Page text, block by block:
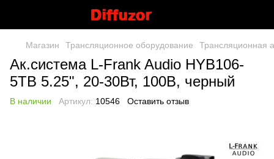
Магазин Трансляционное оборудование Трансляционная
Ак.система L-Frank Audio HYB106-
5TB 5.25", 20-30Вт, 100В, черный
В наличии Артикул: 10546 Оставить отзыв